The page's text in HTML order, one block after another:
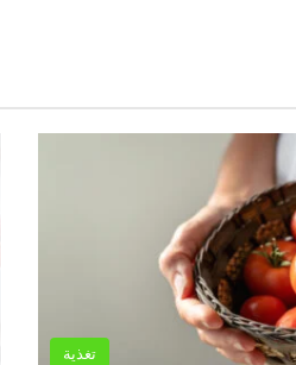
تغذية